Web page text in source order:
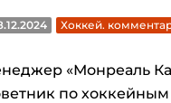
Хоккей.
«Монреаль
по